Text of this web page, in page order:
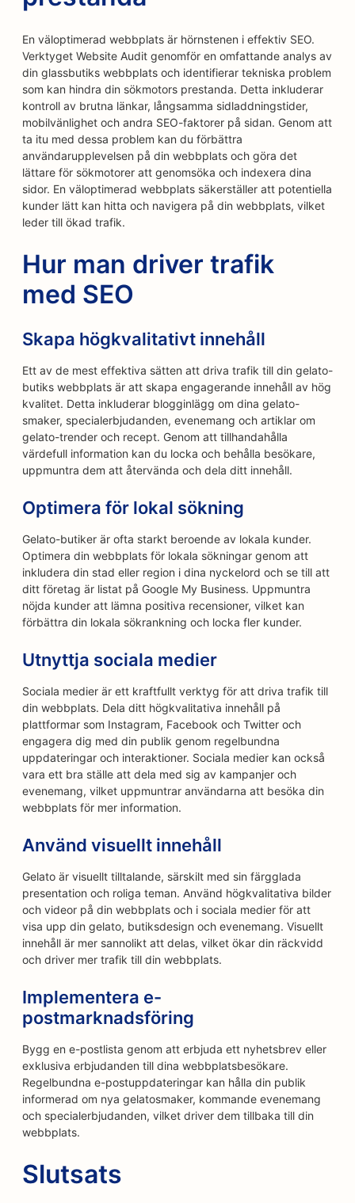
En väloptimerad webbplats är hörnstenen i effektiv SEO.
Verktyget Website Audit genomför en omfattande analys av
din glassbutiks webbplats och identifierar tekniska problem
som kan hindra din sökmotors prestanda. Detta inkluderar
kontroll av brutna länkar, långsamma sidladdningstider,
mobilvänlighet och andra SEO-faktorer på sidan. Genom att
ta itu med dessa problem kan du förbättra
användarupplevelsen på din webbplats och göra det
lättare för sökmotorer att genomsöka och indexera dina
sidor. En väloptimerad webbplats säkerställer att potentiella
kunder lätt kan hitta och navigera på din webbplats, vilket
leder till ökad trafik.
Hur man driver trafik
med SEO
Skapa högkvalitativt innehåll
Ett av de mest effektiva sätten att driva trafik till din gelato-
butiks webbplats är att skapa engagerande innehåll av hög
kvalitet. Detta inkluderar blogginlägg om dina gelato-
smaker, specialerbjudanden, evenemang och artiklar om
gelato-trender och recept. Genom att tillhandahålla
värdefull information kan du locka och behålla besökare,
uppmuntra dem att återvända och dela ditt innehåll.
Optimera för lokal sökning
Gelato-butiker är ofta starkt beroende av lokala kunder.
Optimera din webbplats för lokala sökningar genom att
inkludera din stad eller region i dina nyckelord och se till att
ditt företag är listat på Google My Business. Uppmuntra
nöjda kunder att lämna positiva recensioner, vilket kan
förbättra din lokala sökrankning och locka fler kunder.
Utnyttja sociala medier
Sociala medier är ett kraftfullt verktyg för att driva trafik till
din webbplats. Dela ditt högkvalitativa innehåll på
plattformar som Instagram, Facebook och Twitter och
engagera dig med din publik genom regelbundna
uppdateringar och interaktioner. Sociala medier kan också
vara ett bra ställe att dela med sig av kampanjer och
evenemang, vilket uppmuntrar användarna att besöka din
webbplats för mer information.
Använd visuellt innehåll
Gelato är visuellt tilltalande, särskilt med sin färgglada
presentation och roliga teman. Använd högkvalitativa bilder
och videor på din webbplats och i sociala medier för att
visa upp din gelato, butiksdesign och evenemang. Visuellt
innehåll är mer sannolikt att delas, vilket ökar din räckvidd
och driver mer trafik till din webbplats.
Implementera e-
postmarknadsföring
Bygg en e-postlista genom att erbjuda ett nyhetsbrev eller
exklusiva erbjudanden till dina webbplatsbesökare.
Regelbundna e-postuppdateringar kan hålla din publik
informerad om nya gelatosmaker, kommande evenemang
och specialerbjudanden, vilket driver dem tillbaka till din
webbplats.
Slutsats